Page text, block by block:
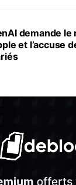
demande le
et l’accuse